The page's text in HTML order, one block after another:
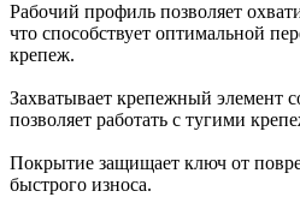
Рабочий профиль позволяет
что способствует оптимальной
крепеж.
Захватывает крепежный элемент
позволяет работать с тугими
Покрытие защищает ключ от
быстрого износа.